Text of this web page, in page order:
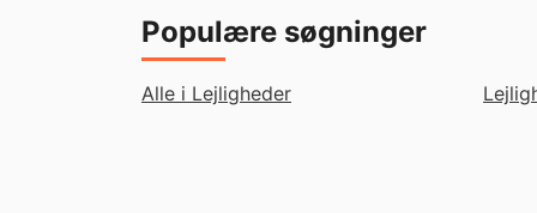
Populære søgninger
Alle i Lejligheder